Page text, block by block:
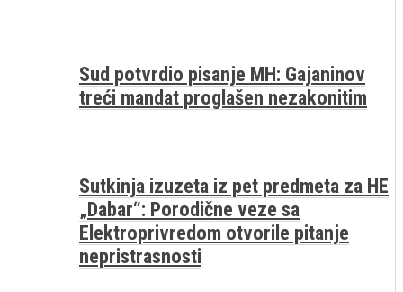
Sud potvrdio pisanje MH: Gajaninov
treći mandat proglašen nezakonitim
Sutkinja izuzeta iz pet predmeta za HE
„Dabar“: Porodične veze sa
Elektroprivredom otvorile pitanje
nepristrasnosti